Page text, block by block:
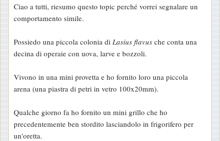
s
s
g
g
o
Ciao a tutti, riesumo questo topic perché vorrei segnalare un
comportamento simile.
Possiedo una piccola colonia di Lasius flavus che conta una
decina di operaie con uova, larve e bozzoli.
Vivono in una mini provetta e ho fornito loro una piccola
arena (una piastra di petri in vetro 100x20mm).
Qualche giorno fa ho fornito un mini grillo che ho
precedentemente ben stordito lasciandolo in frigorifero per
un'oretta.